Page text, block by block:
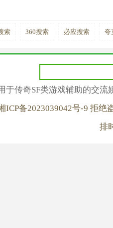
索 360搜索 必应搜索 夸
于传奇SF类游戏辅助的交
ICP备2023039042号-9 拒
排